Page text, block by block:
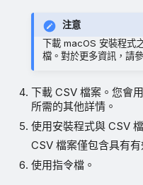
注意
下載 macOS 安裝程式
檔。對於更多資訊，請
下載 CSV 檔案。您會
所需的其他詳情。
使用安裝程式與 CSV
CSV 檔案僅包含具有
使用指令檔。